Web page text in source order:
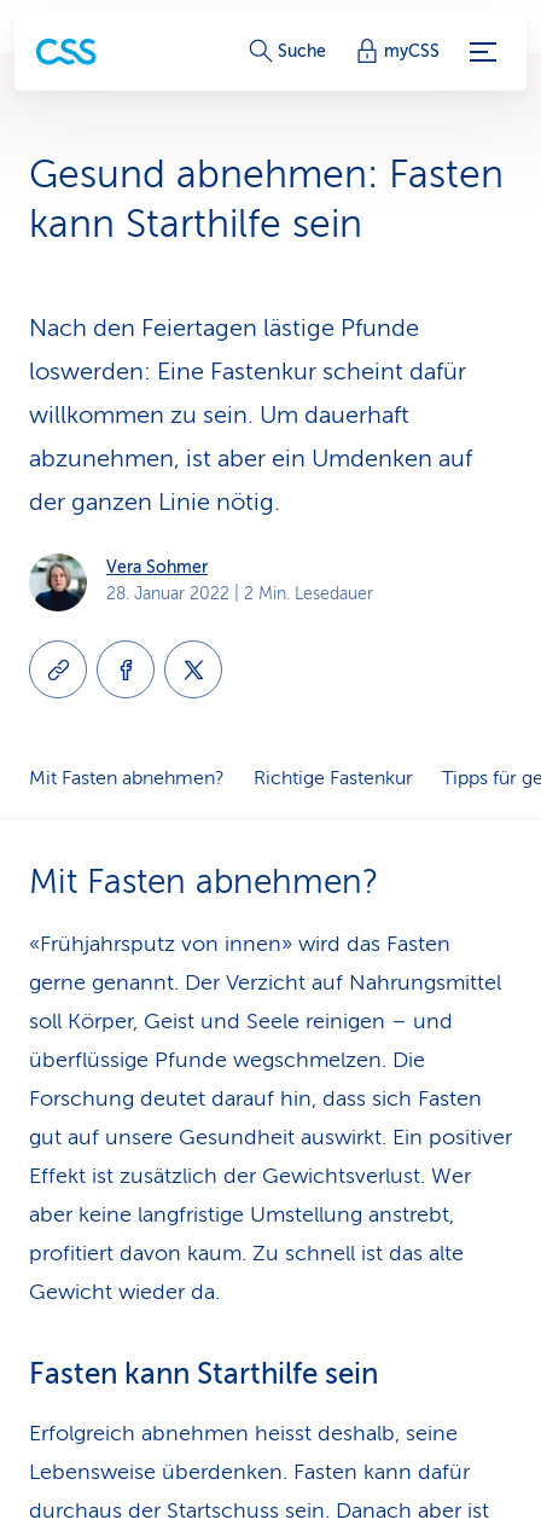
S
v
i
e
-
i
k
Suche myCSS
Gesund abnehmen: Fasten
kann Starthilfe sein
Nach den Feiertagen lästige Pfunde
loswerden: Eine Fastenkur scheint dafür
willkommen zu sein. Um dauerhaft
abzunehmen, ist aber ein Umdenken auf
der ganzen Linie nötig.
Vera Sohmer
28. Januar 2022 | 2 Min. Lesedauer
Mit Fasten abnehmen? Richtige Fastenkur Tipps für
Mit Fasten abnehmen?
«Frühjahrsputz von innen» wird das Fasten
gerne genannt. Der Verzicht auf Nahrungsmittel
soll Körper, Geist und Seele reinigen – und
überflüssige Pfunde wegschmelzen. Die
Forschung deutet darauf hin, dass sich Fasten
gut auf unsere Gesundheit auswirkt. Ein positiver
Effekt ist zusätzlich der Gewichtsverlust. Wer
aber keine langfristige Umstellung anstrebt,
profitiert davon kaum. Zu schnell ist das alte
Gewicht wieder da.
Fasten kann Starthilfe sein
Erfolgreich abnehmen heisst deshalb, seine
Lebensweise überdenken. Fasten kann dafür
durchaus der Startschuss sein. Danach aber ist